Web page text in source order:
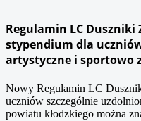
Regulamin LC
stypendium dla
artystyczne i sportowo
Nowy Regulamin LC
uczniów szczególnie
powiatu kłodzkiego można